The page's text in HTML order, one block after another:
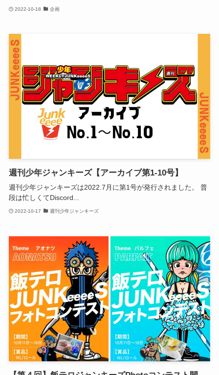
2022-10-18 企画
週刊少年ジャンキーズ【アーカイブ第1-10号】
週刊少年ジャンキーズは2022.7月に第1号が発行されました。 普
段は忙しくてDiscord...
2022-10-17 週刊少年ジャンキーズ